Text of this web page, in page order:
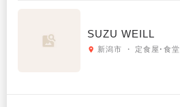
SUZU WEILL
新潟市 ・ 定食屋･食堂